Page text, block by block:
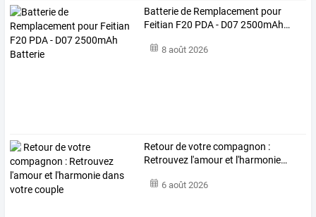
Batteriede Remplacement pour
Feitian F20 PDA- D072500mAh…
8 août 2026
Retourdevotrecompagnon :
Retrouvez l'amouret l'harmonie…
6 août 2026